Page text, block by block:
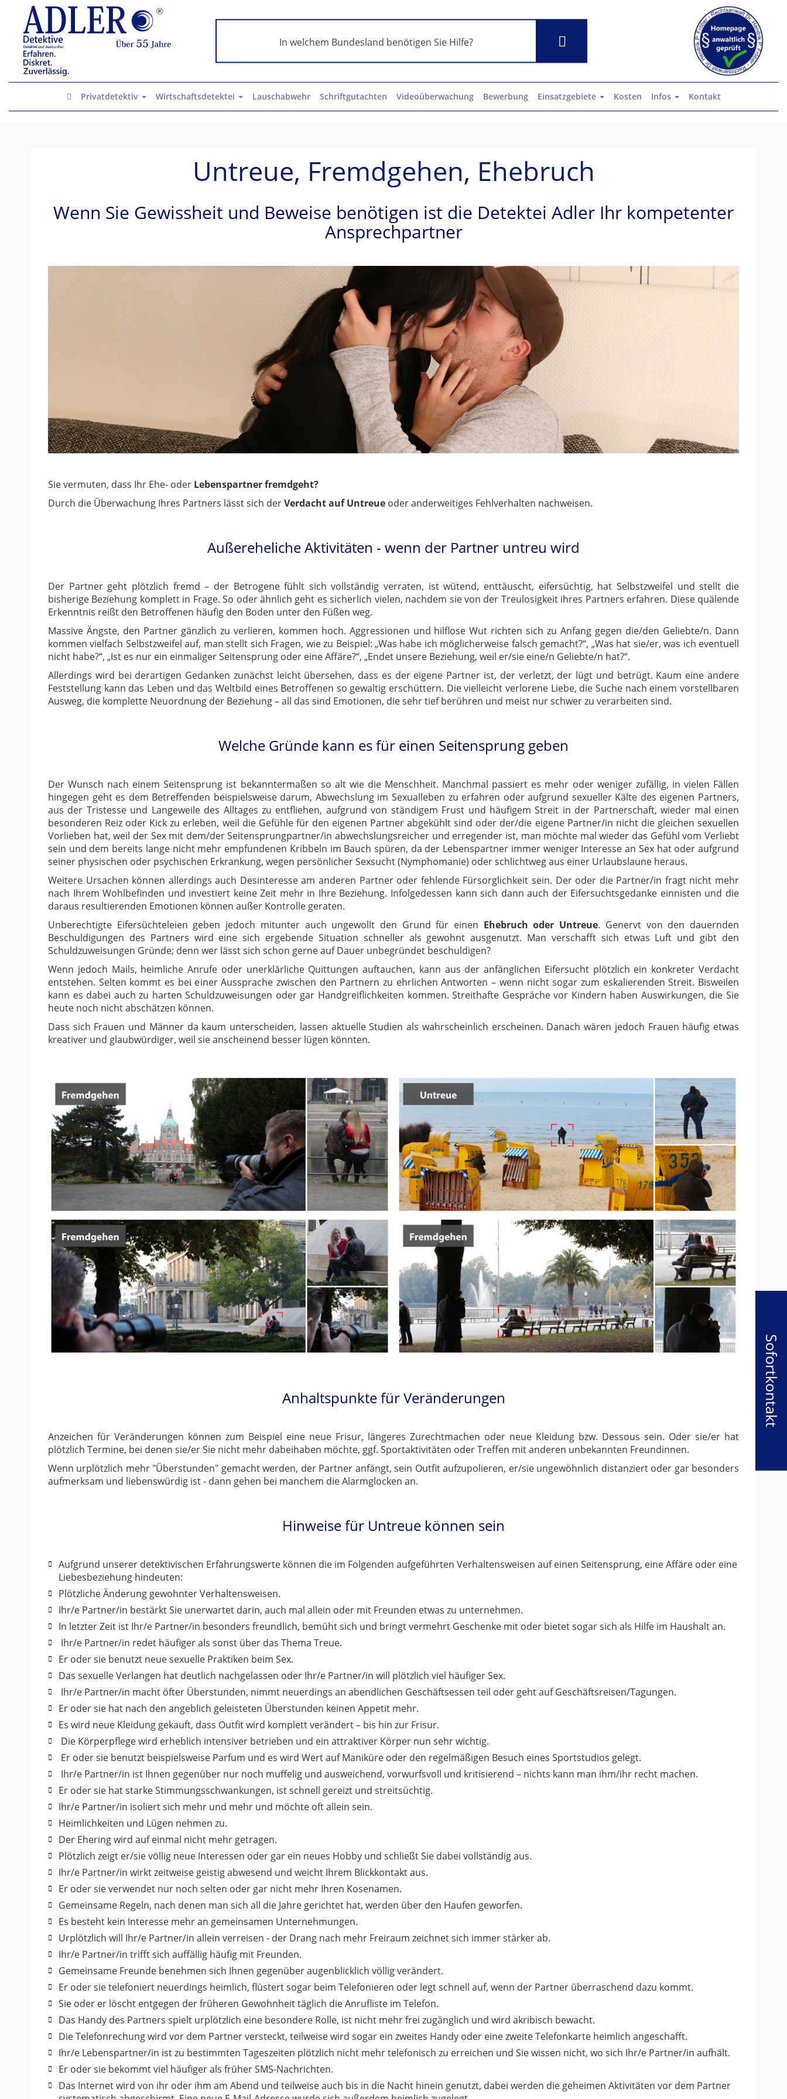
0800 - 224 0 224
Privatdetektiv Wirtschaftsdetektei Lauschabwehr Schriftgutachten Videoüberwachung Bewerbung Einsatzgebiete Kosten Infos Kontakt
Untreue, Fremdgehen, Ehebruch
Wenn Sie Gewissheit und Beweise benötigen ist die Detektei Adler Ihr kompetenter
Ansprechpartner
Sie vermuten, dass Ihr Ehe- oder Lebenspartner fremdgeht?
Durch die Überwachung Ihres Partners lässt sich derVerdacht auf Untreue oder anderweitiges Fehlverhalten nachweisen.
Außereheliche Aktivitäten - wenn der Partner untreu wird
Der Partner geht plötzlich fremd – der Betrogene fühlt sich vollständig verraten, ist wütend, enttäuscht, eifersüchtig, hat Selbstzweifel und stellt die
bisherige Beziehung komplett in Frage. So oder ähnlich geht es sicherlich vielen, nachdem sie von der Treulosigkeit ihres Partners erfahren. Diese quälende
Erkenntnis reißt den Betroffenen häufig den Boden unter den Füßen weg.
Massive Ängste, den Partner gänzlich zu verlieren, kommen hoch. Aggressionen und hilflose Wut richten sich zu Anfang gegen die/den Geliebte/n. Dann
kommen vielfach Selbstzweifel auf, man stellt sich Fragen, wie zu Beispiel: „Was habe ich möglicherweise falsch gemacht?“, „Was hat sie/er, was ich eventuell
nicht habe?“, „Ist es nur ein einmaliger Seitensprung oder eine Affäre?“, „Endet unsere Beziehung, weil er/sie eine/n Geliebte/n hat?“.
Allerdings wird bei derartigen Gedanken zunächst leicht übersehen, dass es der eigene Partner ist, der verletzt, der lügt und betrügt. Kaum eine andere
Feststellung kann das Leben und das Weltbild eines Betroffenen so gewaltig erschüttern. Die vielleicht verlorene Liebe, die Suche nach einem vorstellbaren
Ausweg, die komplette Neuordnung der Beziehung – all das sind Emotionen, die sehr tief berühren und meist nur schwer zu verarbeiten sind.
Welche Gründe kann es für einen Seitensprung geben
Der Wunsch nach einem Seitensprung ist bekanntermaßen so alt wie die Menschheit. Manchmal passiert es mehr oder weniger zufällig, in vielen Fällen
hingegen geht es dem Betreffenden beispielsweise darum, Abwechslung im Sexualleben zu erfahren oder aufgrund sexueller Kälte des eigenen Partners,
aus der Tristesse und Langeweile des Alltages zu entfliehen, aufgrund von ständigem Frust und häufigem Streit in der Partnerschaft, wieder mal einen
besonderen Reiz oder Kick zu erleben, weil die Gefühle für den eigenen Partner abgekühlt sind oder der/die eigene Partner/in nicht die gleichen sexuellen
Vorlieben hat, weil der Sex mit dem/der Seitensprungpartner/in abwechslungsreicher und erregender ist, man möchte mal wieder das Gefühl vom Verliebt
sein und dem bereits lange nicht mehr empfundenen Kribbeln im Bauch spüren, da der Lebenspartner immer weniger Interesse an Sex hat oder aufgrund
seiner physischen oder psychischen Erkrankung, wegen persönlicher Sexsucht (Nymphomanie) oder schlichtweg aus einer Urlaubslaune heraus.
Weitere Ursachen können allerdings auch Desinteresse am anderen Partner oder fehlende Fürsorglichkeit sein. Der oder die Partner/in fragt nicht mehr
nach Ihrem Wohlbefinden und investiert keine Zeit mehr in Ihre Beziehung. Infolgedessen kann sich dann auch der Eifersuchtsgedanke einnisten und die
daraus resultierenden Emotionen können außer Kontrolle geraten.
Unberechtigte Eifersüchteleien geben jedoch mitunter auch ungewollt den Grund für einen Ehebruch oder Untreue. Genervt von den dauernden
Beschuldigungen des Partners wird eine sich ergebende Situation schneller als gewohnt ausgenutzt. Man verschafft sich etwas Luft und gibt den
Schuldzuweisungen Gründe; denn wer lässt sich schon gerne auf Dauer unbegründet beschuldigen?
Wenn jedoch Mails, heimliche Anrufe oder unerklärliche Quittungen auftauchen, kann aus der anfänglichen Eifersucht plötzlich ein konkreter Verdacht
entstehen. Selten kommt es bei einer Aussprache zwischen den Partnern zu ehrlichen Antworten – wenn nicht sogar zum eskalierenden Streit. Bisweilen
kann es dabei auch zu harten Schuldzuweisungen oder gar Handgreiflichkeiten kommen. Streithafte Gespräche vor Kindern haben Auswirkungen, die Sie
heute noch nicht abschätzen können.
Dass sich Frauen und Männer da kaum unterscheiden, lassen aktuelle Studien als wahrscheinlich erscheinen. Danach wären jedoch Frauen häufig etwas
kreativer und glaubwürdiger, weil sie anscheinend besser lügen könnten.
Anhaltspunkte für Veränderungen
Anzeichen für Veränderungen können zum Beispiel eine neue Frisur, längeres Zurechtmachen oder neue Kleidung bzw. Dessous sein. Oder sie/er hat
plötzlich Termine, bei denen sie/er Sie nicht mehr dabeihaben möchte, ggf. Sportaktivitäten oder Treffen mit anderen unbekannten Freundinnen.
Wenn urplötzlich mehr "Überstunden" gemacht werden, der Partner anfängt, sein Outfit aufzupolieren, er/sie ungewöhnlich distanziert oder gar besonders
aufmerksam und liebenswürdig ist - dann gehen bei manchem die Alarmglocken an.
Hinweise für Untreue können sein
Aufgrund unserer detektivischen Erfahrungswerte können die im Folgenden aufgeführten Verhaltensweisen auf einen Seitensprung, eine Affäre oder eine
Liebesbeziehung hindeuten:
Plötzliche Änderung gewohnter Verhaltensweisen.
Ihr/e Partner/in bestärkt Sie unerwartet darin, auch mal allein oder mit Freunden etwas zu unternehmen.
In letzter Zeit ist Ihr/e Partner/in besonders freundlich, bemüht sich und bringt vermehrt Geschenke mit oder bietet sogar sich als Hilfe im Haushalt an.
Ihr/e Partner/in redet häufiger als sonst über das Thema Treue.
Er oder sie benutzt neue sexuelle Praktiken beim Sex.
Das sexuelle Verlangen hat deutlich nachgelassen oder Ihr/e Partner/in will plötzlich viel häufiger Sex.
Ihr/e Partner/in macht öfter Überstunden, nimmt neuerdings an abendlichen Geschäftsessen teil oder geht auf Geschäftsreisen/Tagungen.
Er oder sie hat nach den angeblich geleisteten Überstunden keinen Appetit mehr.
Es wird neue Kleidung gekauft, dass Outfit wird komplett verändert – bis hin zur Frisur.
Die Körperpflege wird erheblich intensiver betrieben und ein attraktiver Körper nun sehr wichtig.
Er oder sie benutzt beispielsweise Parfum und es wird Wert auf Maniküre oder den regelmäßigen Besuch eines Sportstudios gelegt.
Ihr/e Partner/in ist Ihnen gegenüber nur noch muffelig und ausweichend, vorwurfsvoll und kritisierend – nichts kann man ihm/ihr recht machen.
Er oder sie hat starke Stimmungsschwankungen, ist schnell gereizt und streitsüchtig.
Ihr/e Partner/in isoliert sich mehr und mehr und möchte oft allein sein.
Heimlichkeiten und Lügen nehmen zu.
Der Ehering wird auf einmal nicht mehr getragen.
Plötzlich zeigt er/sie völlig neue Interessen oder gar ein neues Hobby und schließt Sie dabei vollständig aus.
Ihr/e Partner/in wirkt zeitweise geistig abwesend und weicht Ihrem Blickkontakt aus.
Er oder sie verwendet nur noch selten oder gar nicht mehr Ihren Kosenamen.
Gemeinsame Regeln, nach denen man sich all die Jahre gerichtet hat, werden über den Haufen geworfen.
Es besteht kein Interesse mehr an gemeinsamen Unternehmungen.
Urplötzlich will Ihr/e Partner/in allein verreisen - der Drang nach mehr Freiraum zeichnet sich immer stärker ab.
Ihr/e Partner/in trifft sich auffällig häufig mit Freunden.
Gemeinsame Freunde benehmen sich Ihnen gegenüber augenblicklich völlig verändert.
Er oder sie telefoniert neuerdings heimlich, flüstert sogar beim Telefonieren oder legt schnell auf, wenn der Partner überraschend dazu kommt.
Sie oder er löscht entgegen der früheren Gewohnheit täglich die Anrufliste im Telefon.
Das Handy des Partners spielt urplötzlich eine besondere Rolle, ist nicht mehr frei zugänglich und wird akribisch bewacht.
Die Telefonrechung wird vor dem Partner versteckt, teilweise wird sogar ein zweites Handy oder eine zweite Telefonkarte heimlich angeschafft.
Ihr/e Lebenspartner/in ist zu bestimmten Tageszeiten plötzlich nicht mehr telefonisch zu erreichen und Sie wissen nicht, wo sich Ihr/e Partner/in aufhält.
Er oder sie bekommt viel häufiger als früher SMS-Nachrichten.
Das Internet wird von ihr oder ihm am Abend und teilweise auch bis in die Nacht hinein genutzt, dabei werden die geheimen Aktivitäten vor dem Partner
Sofortkontakt